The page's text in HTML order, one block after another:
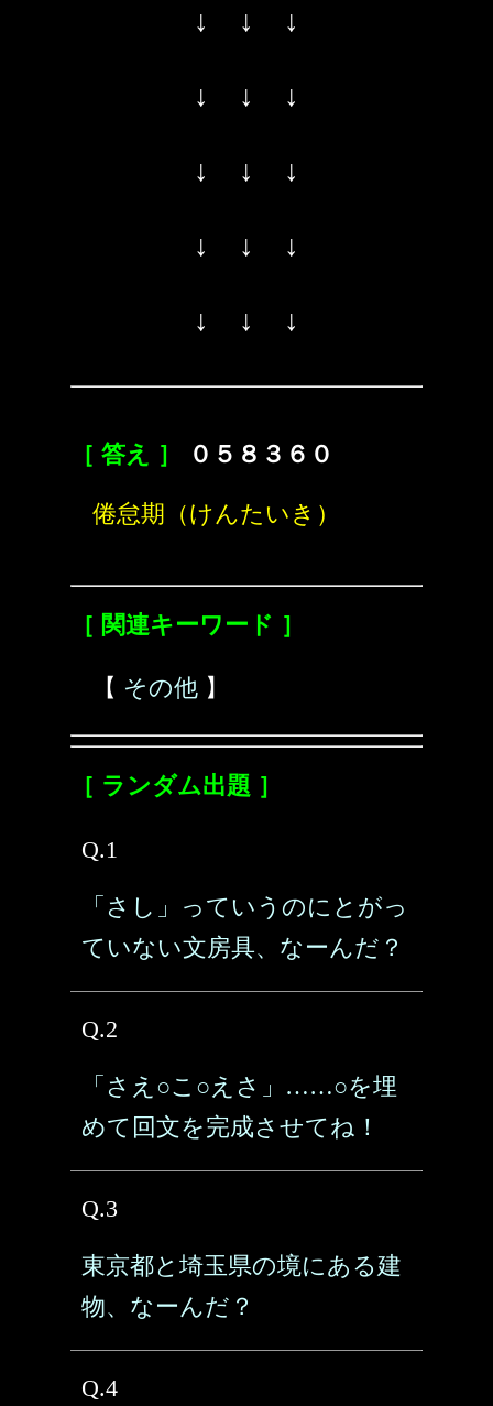
↓ ↓ ↓
↓ ↓ ↓
↓ ↓ ↓
↓ ↓ ↓
↓ ↓ ↓
［ 答え ］ ０５８３６０
倦怠期（けんたいき）
［ 関連キーワード ］
【 その他 】
［ ランダム出題 ］
Q.1
「さし」っていうのにとがっ
ていない文房具、なーんだ？
Q.2
「さえ○こ○えさ」……○を埋
めて回文を完成させてね！
Q.3
東京都と埼玉県の境にある建
物、なーんだ？
Q.4